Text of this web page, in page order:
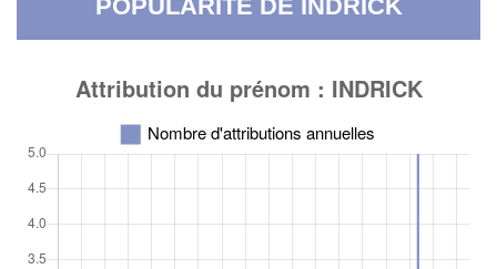
POPULARITÉ DE INDRICK